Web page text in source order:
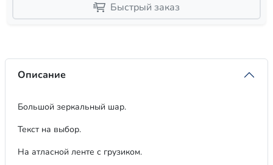
Быстрый заказ
Описание
Большой зеркальный шар.
Текст на выбор.
На атласной ленте с грузиком.